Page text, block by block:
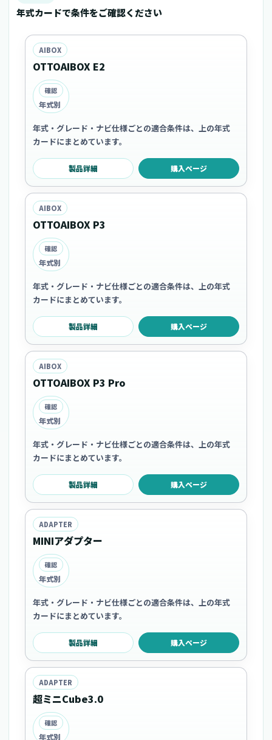
年式カードで条件をご確認ください
AIBOX
OTTOAIBOX E2
確認
年式別
年式・グレード・ナビ仕様ごとの適合条件は、上の年式
カードにまとめています。
製品詳細 購入ページ
AIBOX
OTTOAIBOX P3
確認
年式別
年式・グレード・ナビ仕様ごとの適合条件は、上の年式
カードにまとめています。
製品詳細 購入ページ
AIBOX
OTTOAIBOX P3 Pro
確認
年式別
年式・グレード・ナビ仕様ごとの適合条件は、上の年式
カードにまとめています。
製品詳細 購入ページ
ADAPTER
MINIアダプター
確認
年式別
年式・グレード・ナビ仕様ごとの適合条件は、上の年式
カードにまとめています。
製品詳細 購入ページ
ADAPTER
超ミニCube3.0
確認
年式別